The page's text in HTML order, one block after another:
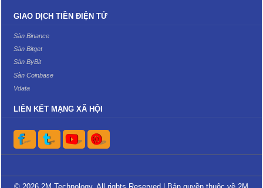
GIAO DỊCH TIỀN ĐIỆN TỬ
Sàn Binance
Sàn Bitget
Sàn ByBit
Sàn Coinbase
Vdata
LIÊN KẾT MẠNG XÃ HỘI